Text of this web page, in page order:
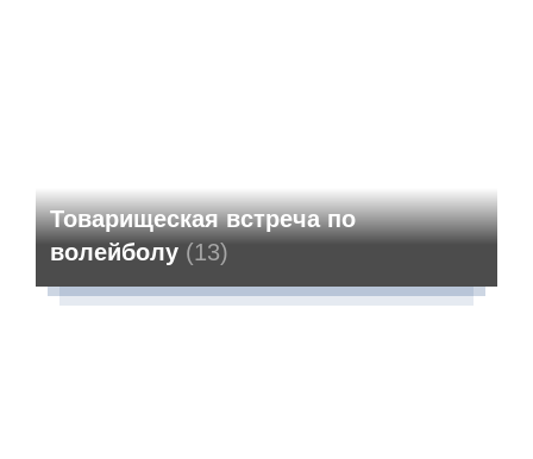
Товарищеская встреча по
волейболу (13)